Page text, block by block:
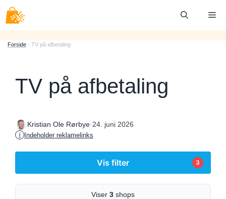
Hop
til
Forside - TV på afbetaling
TV på afbetaling
Kristian Ole Rørbye·24. juni 2026
i Indeholder reklamelinks
Vis filter 3
Viser 3 shops